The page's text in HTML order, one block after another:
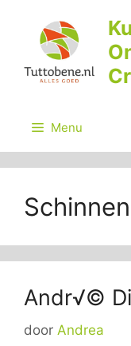
inhoud
Menu
Schinnen
Andr√©
door Andrea